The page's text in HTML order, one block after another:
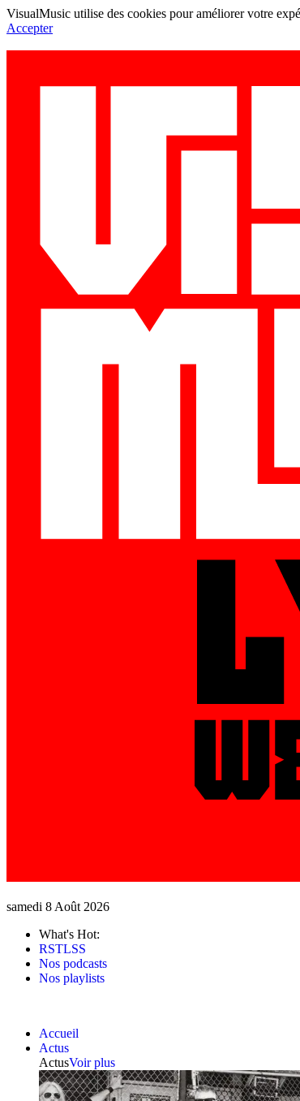
VisualMusic utilise des cookies pour améliorer votre
Accepter
samedi 8 Août 2026
What's Hot:
RSTLSS
Nos podcasts
Nos playlists
Accueil
Actus
ActusVoir plus